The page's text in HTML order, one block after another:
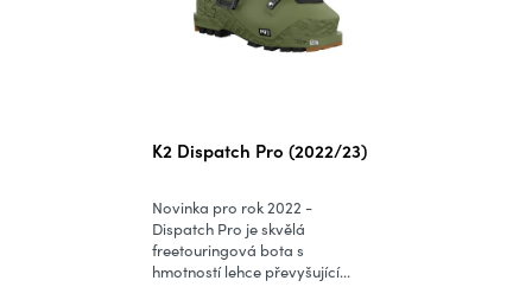
K2 Dispatch Pro (2022/23)
Novinka pro rok 2022 -
Dispatch Pro je skvělá
freetouringová bota s
hmotností lehce převyšující...